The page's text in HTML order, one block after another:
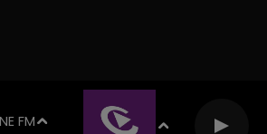
FM